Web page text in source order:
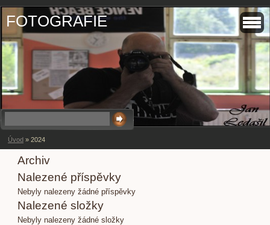
FOTOGRAFIE
Úvod » 2024
Archiv
Nalezené příspěvky
Nebyly nalezeny žádné příspěvky
Nalezené složky
Nebyly nalezeny žádné složky